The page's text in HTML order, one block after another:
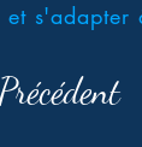
et
Précédent